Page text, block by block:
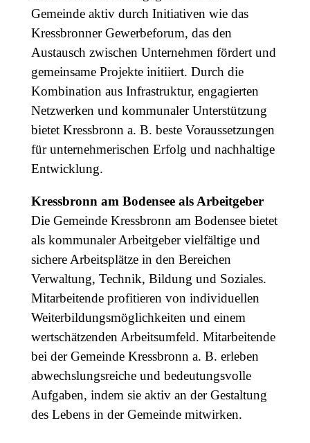
Gemeinde aktiv durch Initiativen wie das
Kressbronner Gewerbeforum, das den
Austausch zwischen Unternehmen fördert und
gemeinsame Projekte initiiert. Durch die
Kombination aus Infrastruktur, engagierten
Netzwerken und kommunaler Unterstützung
bietet Kressbronn a. B. beste Voraussetzungen
für unternehmerischen Erfolg und nachhaltige
Entwicklung.
Kressbronn am Bodensee als Arbeitgeber
Die Gemeinde Kressbronn am Bodensee bietet
als kommunaler Arbeitgeber vielfältige und
sichere Arbeitsplätze in den Bereichen
Verwaltung, Technik, Bildung und Soziales.
Mitarbeitende profitieren von individuellen
Weiterbildungsmöglichkeiten und einem
wertschätzenden Arbeitsumfeld. Mitarbeitende
bei der Gemeinde Kressbronn a. B. erleben
abwechslungsreiche und bedeutungsvolle
Aufgaben, indem sie aktiv an der Gestaltung
des Lebens in der Gemeinde mitwirken.